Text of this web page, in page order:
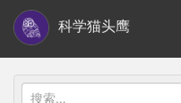
i
科学猫头鹰
搜